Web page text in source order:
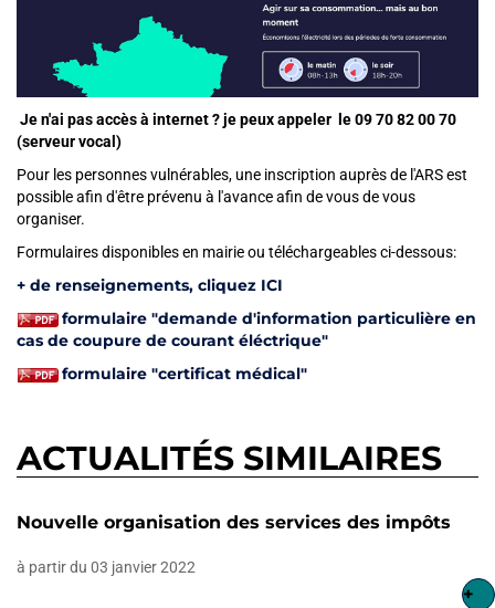
Je n'ai pas accès à internet ? je peux appeler le 09 70 82 00 70
(serveur vocal)
Pour les personnes vulnérables, une inscription auprès de l'ARS est
possible afin d'être prévenu à l'avance afin de vous de vous
organiser.
Formulaires disponibles en mairie ou téléchargeables ci-dessous:
+ de renseignements, cliquez ICI
formulaire "demande d'information particulière en
cas de coupure de courant éléctrique"
formulaire "certificat médical"
ACTUALITÉS SIMILAIRES
Nouvelle organisation des services des impôts
à partir du 03 janvier 2022
+